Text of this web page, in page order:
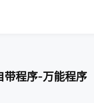
带程序-万能程序